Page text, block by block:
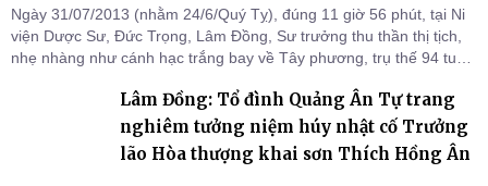
Ngày 31/07/2013 (nhằm 24/6/Quý Tỵ), đúng 11 giờ 56 phút, tại Ni
viện Dược Sư, Đức Trọng, Lâm Đồng, Sư trưởng thu thần thị tịch,
nhẹ nhàng như cánh hạc trắng bay về Tây phương, trụ thế 94 tuổi
Lâm Đồng: Tổ đình Quảng Ân Tự trang
nghiêm tưởng niệm húy nhật cố Trưởng
lão Hòa thượng khai sơn Thích Hồng Ân